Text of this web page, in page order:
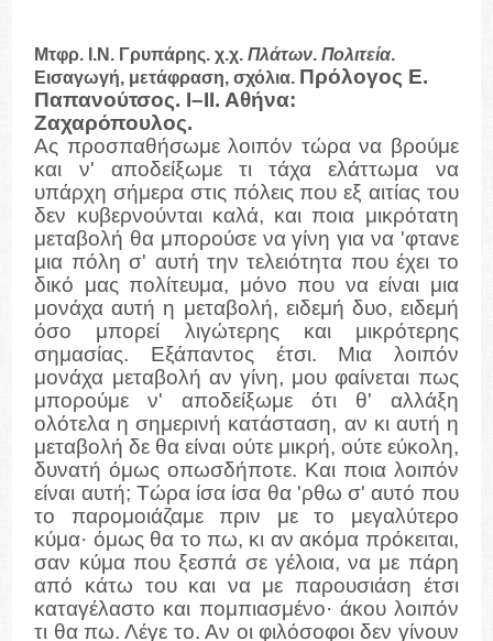
Μτφρ. Ι.Ν. Γρυπάρης. χ.χ.Πλάτων.Πολιτεία.
Εισαγωγή, μετάφραση, σχόλια. Πρόλογος Ε.
Παπανούτσος. Ι–ΙΙ. Αθήνα:
Ζαχαρόπουλος.
Ας προσπαθήσωμε λοιπόν τώρα να βρούμε
και ν' αποδείξωμε τι τάχα ελάττωμα να
υπάρχη σήμερα στις πόλεις που εξ αιτίας του
δεν κυβερνούνται καλά, και ποια μικρότατη
μεταβολή θα μπορούσε να γίνη για να 'φτανε
μια πόλη σ' αυτή την τελειότητα που έχει το
δικό μας πολίτευμα, μόνο που να είναι μια
μονάχα αυτή η μεταβολή, ειδεμή δυο, ειδεμή
όσο μπορεί λιγώτερης και μικρότερης
σημασίας. Εξάπαντος έτσι. Μια λοιπόν
μονάχα μεταβολή αν γίνη, μου φαίνεται πως
μπορούμε ν' αποδείξωμε ότι θ' αλλάξη
ολότελα η σημερινή κατάσταση, αν κι αυτή η
μεταβολή δε θα είναι ούτε μικρή, ούτε εύκολη,
δυνατή όμως οπωσδήποτε. Και ποια λοιπόν
είναι αυτή; Τώρα ίσα ίσα θα 'ρθω σ' αυτό που
το παρομοιάζαμε πριν με το μεγαλύτερο
κύμα· όμως θα το πω, κι αν ακόμα πρόκειται,
σαν κύμα που ξεσπά σε γέλοια, να με πάρη
από κάτω του και να με παρουσιάση έτσι
καταγέλαστο και πομπιασμένο· άκου λοιπόν
τι θα πω. Λέγε το. Αν οι φιλόσοφοι δεν γίνουν